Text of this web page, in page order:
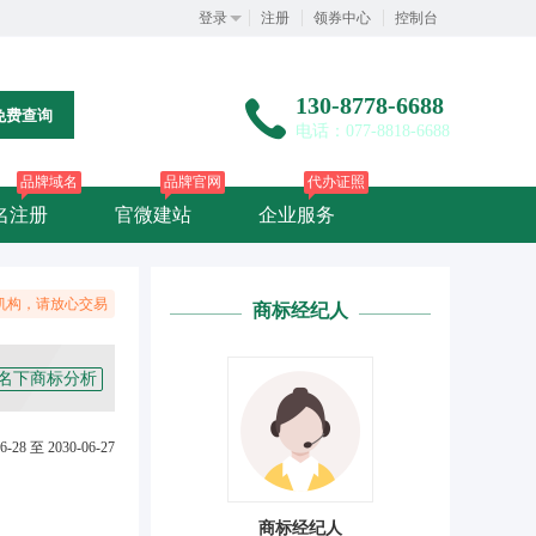
登录 注册 领券中心 控制台
费查询 130-8778-6688
电话：077-8818-6688
注册
品牌域名
官微建站
品牌官网
企业服务
代办证照
构，请放心交易
下商标分析
28 至 2030-06-27
商标经纪人
商标经纪人